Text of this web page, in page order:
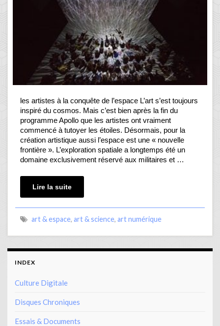
les artistes à la conquête de l’espace L’art s’est toujours
inspiré du cosmos. Mais c’est bien après la fin du
programme Apollo que les artistes ont vraiment
commencé à tutoyer les étoiles. Désormais, pour la
création artistique aussi l’espace est une « nouvelle
frontière ». L’exploration spatiale a longtemps été un
domaine exclusivement réservé aux militaires et …
Lire la suite
art & espace, art & science, art numérique
INDEX
Culture Digitale
Disques Chroniques
Essais & Documents